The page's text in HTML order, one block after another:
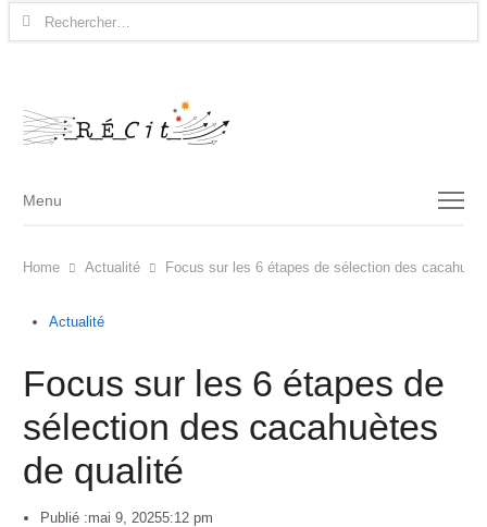
Rechercher :
Menu
Menu
Home Actualité Focus sur les 6 étapes de sélection des
Actualité
Focus sur les 6 étapes de
sélection des cacahuètes
de qualité
Publié :mai 9, 20255:12 pm